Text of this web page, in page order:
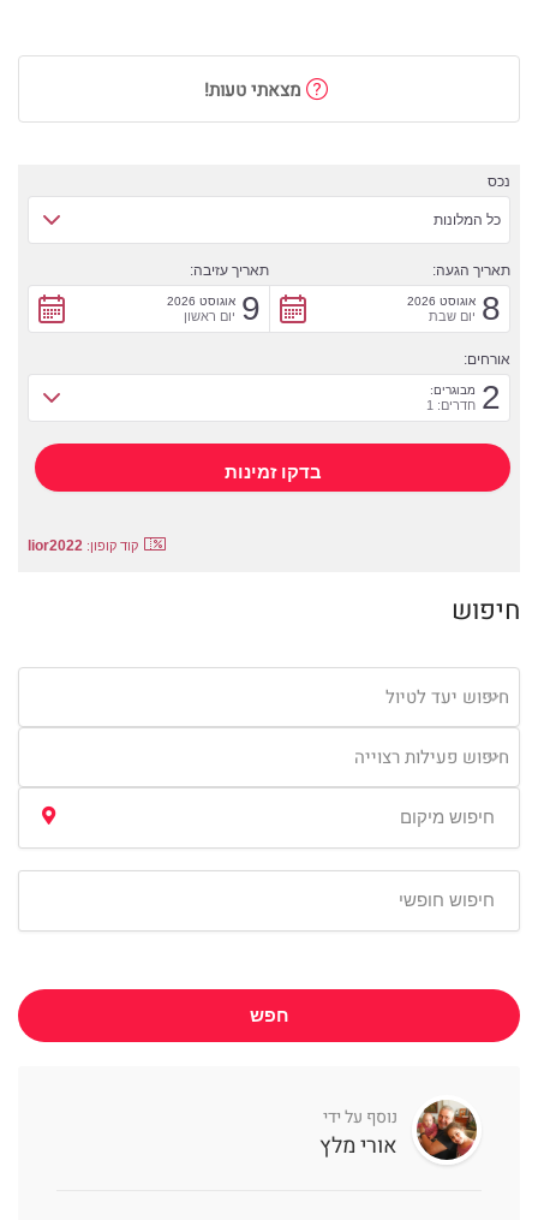
מצאתי טעות!
נכס
כל המלונות
תאריך הגעה:
8 אוגוסט 2026
יום שבת
תאריך עזיבה:
9 אוגוסט 2026
יום ראשון
אורחים:
2 מבוגרים:
חדרים: 1
קוד קופון: lior2022
חיפוש
חיפוש יעד לטיול
חיפוש פעילות רצוייה
חפש
נוסף על ידי
אורי מלץ